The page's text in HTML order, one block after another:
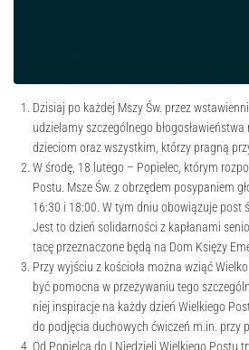
Dzisiaj po każdej Mszy Św. przez
udzielamy szczególnego
dzieciom oraz wszystkim, którzy pragną
W środę, 18 lutego – Popielec, którym
Postu. Msze Św. z obrzędem posypaniem
16:30 i 18:00. W tym dniu obowiązuje post
Jest to dzień solidarności z kapłanami
tacę przeznaczone będą na Dom Księży
Przy wyjściu z kościoła można wziąć
być pomocna w przeżywaniu tego
niej inspiracje na każdy dzień Wielkiego
do podjęcia duchowych ćwiczeń m.in. przy
Od Popielca do I Niedzieli Wielkiego Postu